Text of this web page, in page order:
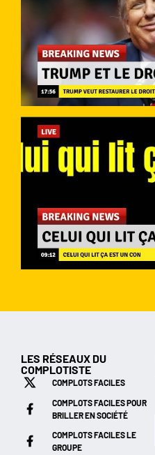
LES RÉSEAUX DU
COMPLOTISTE
COMPLOTS FACILES
COMPLOTS FACILES POUR
BRILLER EN SOCIÉTÉ
COMPLOTS FACILES LE
GROUPE